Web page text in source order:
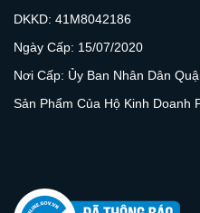
DKKD: 41M8042186
Ngày Cấp: 15/07/2020
Nơi Cấp: Ủy Ban Nhân Dân
Sản Phẩm Của Hộ Kinh Doanh